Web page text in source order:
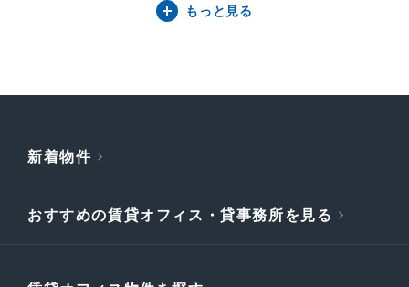
もっと見る
新着物件
おすすめの賃貸オフィス・貸事務所を見る